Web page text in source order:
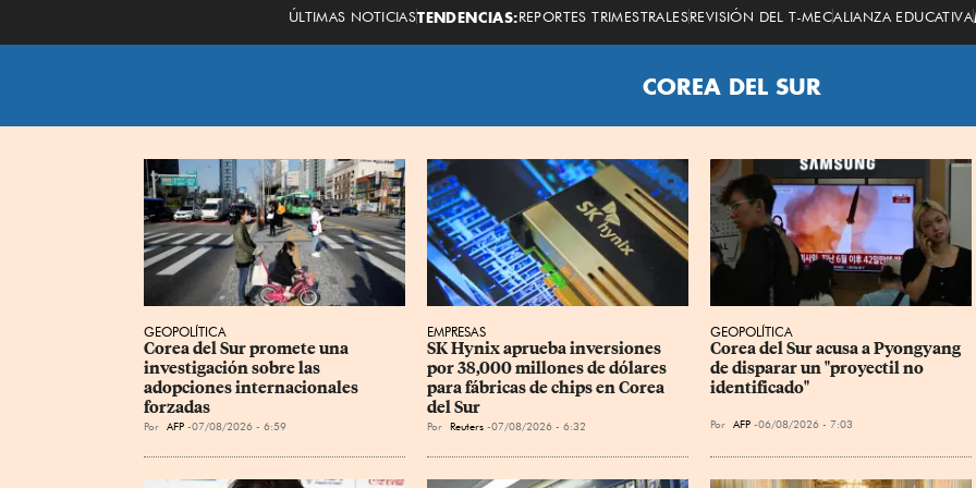
ÚLTIMAS NOTICIASTENDENCIAS:REPORTES TRIMESTRALESREVISIÓN DEL T-MECALIANZA EDUCATIVA
COREA DEL SUR
GEOPOLÍTICA
Corea del Sur promete una
investigación sobre las
adopciones internacionales
forzadas
Por AFP 07/08/2026 - 6:59
EMPRESAS
SK Hynix aprueba inversiones
por 38,000 millones de dólares
para fábricas de chips en Corea
del Sur
Por Reuters 07/08/2026 - 6:32
GEOPOLÍTICA
Corea del Sur acusa a Pyongyang
de disparar un "proyectil no
identificado"
Por AFP 06/08/2026 - 7:03